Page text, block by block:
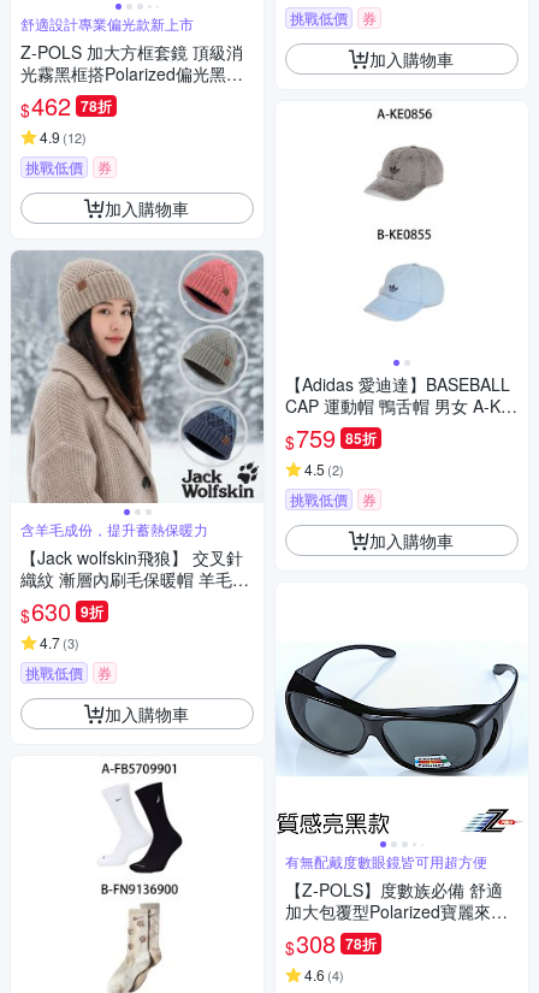
舒適設計專業偏光款新上市
Z-POLS 加大方框套鏡 頂級消
光霧黑框搭Polarized偏光黑抗
UV400包覆式太陽眼鏡(有無近
視皆可用)
$462 78折
4.9 (12)
挑戰低價 券
加入購物車
含羊毛成份，提升蓄熱保暖力
【Jack wolfskin飛狼】 交叉針
織紋 漸層內刷毛保暖帽 羊毛帽
『多款可選』
$630 9折
4.7(3)
挑戰低價 券
加入購物車
挑戰低價 券
加入購物車
【Adidas 愛迪達】BASEBALL
CAP 運動帽 鴨舌帽 男女 A-KE
0856 B-KE0855
$759 85折
4.5 (2)
挑戰低價 券
加入購物車
有無配戴度數眼鏡皆可用超方便
【Z-POLS】度數族必備 舒適
加大包覆型Polarized寶麗來偏
光太陽眼鏡
$308 78折
4.6 (4)